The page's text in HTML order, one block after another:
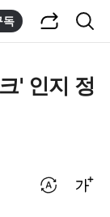
독
' 인지 정